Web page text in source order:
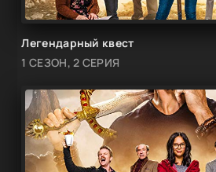
Легендарный квест
1 СЕЗОН, 2 СЕРИЯ